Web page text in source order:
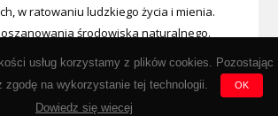
w ratowaniu ludzkiego życia i mienia.
środowiska naturalnego.
u Boga łaski i cnotę męstwa, abyśmy kiedyś
na wieczną nagrodę w niebie. Amen.
usług korzystamy z plików cookies. Pozostając
zgodę na wykorzystanie tej technologii.
OK
Dowiedz się wiecej